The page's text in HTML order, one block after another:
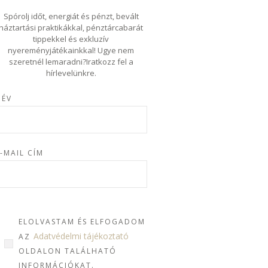
Spórolj időt, energiát és pénzt, bevált
praktikákkal, pénztárcabarát
tippekkel és exkluzív
nyereményjátékainkkal! Ugye nem
szeretnél lemaradni?Iratkozz fel a
hírlevelünkre.
MAIL CÍM
ELOLVASTAM ÉS ELFOGADOM
AZ Adatvédelmi tájékoztató
OLDALON TALÁLHATÓ
INFORMÁCIÓKAT.